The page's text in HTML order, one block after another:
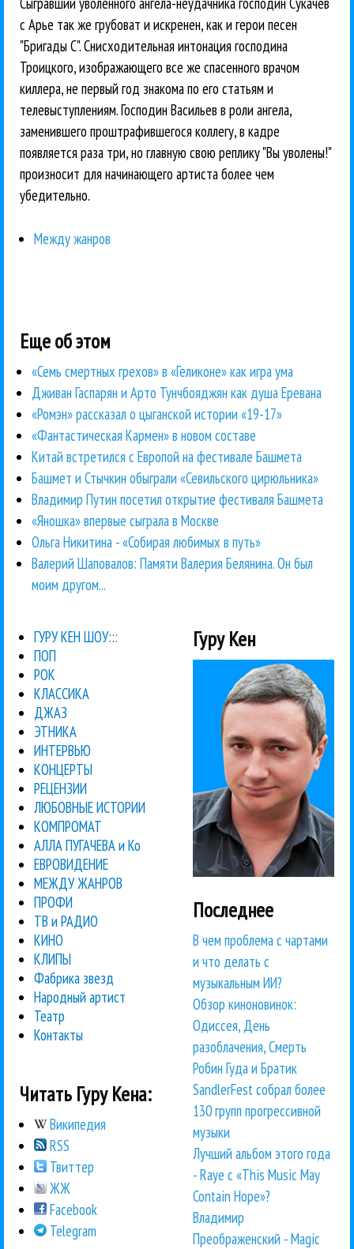
с Арье так же грубоват и искренен, как и герои песен
"Бригады С". Снисходительная интонация господина
Троицкого, изображающего все же спасенного врачом
киллера, не первый год знакома по его статьям и
телевыступлениям. Господин Васильев в роли ангела,
заменившего проштрафившегося коллегу, в кадре
появляется раза три, но главную свою реплику "Вы уволены!"
произносит для начинающего артиста более чем
убедительно.
Между жанров
Еще об этом
«Семь смертных грехов» в «Геликоне» как игра ума
Дживан Гаспарян и Арто Тунчбояджян как душа Еревана
«Ромэн» рассказал о цыганской истории «19-17»
«Фантастическая Кармен» в новом составе
Китай встретился с Европой на фестивале Башмета
Башмет и Стычкин обыграли «Севильского цирюльника»
Владимир Путин посетил открытие фестиваля Башмета
«Яношка» впервые сыграла в Москве
Ольга Никитина - «Собирая любимых в путь»
Валерий Шаповалов: Памяти Валерия Белянина. Он был
моим другом...
ГУРУ КЕН ШОУ:::
ПОП
РОК
КЛАССИКА
ДЖАЗ
ЭТНИКА
ИНТЕРВЬЮ
КОНЦЕРТЫ
РЕЦЕНЗИИ
ЛЮБОВНЫЕ ИСТОРИИ
КОМПРОМАТ
АЛЛА ПУГАЧЕВА и Ко
ЕВРОВИДЕНИЕ
МЕЖДУ ЖАНРОВ
ПРОФИ
ТВ и РАДИО
КИНО
КЛИПЫ
Фабрика звезд
Народный артист
Театр
Контакты
Читать Гуру Кена:
Википедия
RSS
Твиттер
ЖЖ
Facebook
Telegram
Гуру Кен
Последнее
В чем проблема с чартами
и что делать с
музыкальным ИИ?
Обзор киноновинок:
Одиссея, День
разоблачения, Смерть
Робин Гуда и Братик
SandlerFest собрал более
130 групп прогрессивной
музыки
Лучший альбом этого года
- Raye с «This Music May
Contain Hope»?
Владимир
Преображенский - Magic